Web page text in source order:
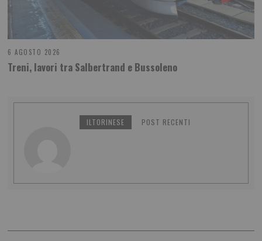
6 AGOSTO 2026
Treni, lavori tra Salbertrand e Bussoleno
ILTORINESE POST RECENTI